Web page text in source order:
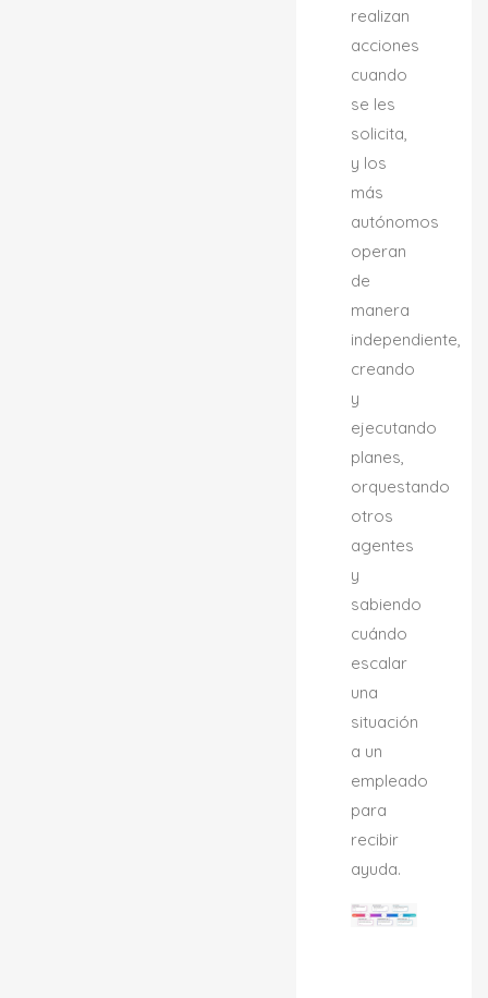
realizan
acciones
cuando
se les
solicita,
y los
más
autónomos
operan
de
manera
independiente,
creando
y
ejecutando
planes,
orquestando
otros
agentes
y
sabiendo
cuándo
escalar
una
situación
a un
empleado
para
recibir
ayuda.